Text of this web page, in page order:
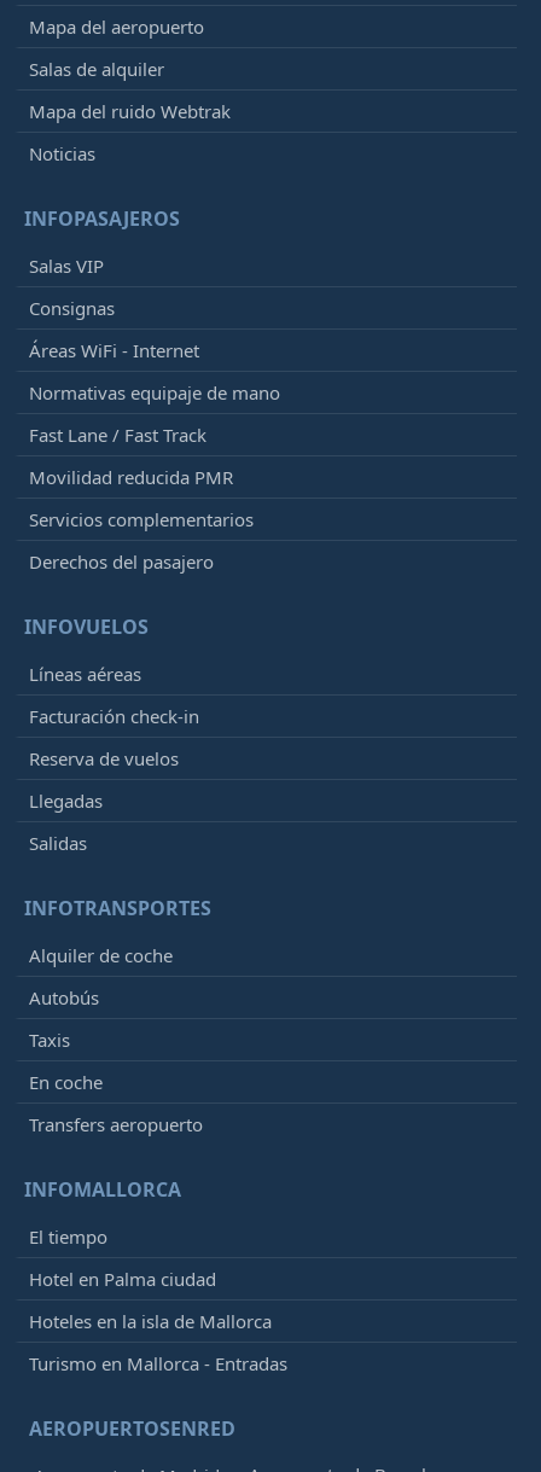
Mapa del aeropuerto
Salas de alquiler
Mapa del ruido Webtrak
Noticias
INFOPASAJEROS
Salas VIP
Consignas
Áreas WiFi - Internet
Normativas equipaje de mano
Fast Lane / Fast Track
Movilidad reducida PMR
Servicios complementarios
Derechos del pasajero
INFOVUELOS
Líneas aéreas
Facturación check-in
Reserva de vuelos
Llegadas
Salidas
INFOTRANSPORTES
Alquiler de coche
Autobús
Taxis
En coche
Transfers aeropuerto
INFOMALLORCA
El tiempo
Hotel en Palma ciudad
Hoteles en la isla de Mallorca
Turismo en Mallorca - Entradas
AEROPUERTOSENRED